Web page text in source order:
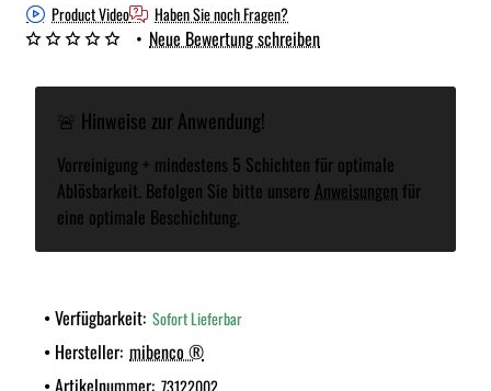
Product Video Haben Sie noch Fragen?
🚨 Hinweise zur Anwendung!
Vorreinigung + mindestens 5 Schichten für optimale
Ablösbarkeit. Befolgen Sie bitte unsere Anweisungen für
eine optimale Beschichtung.
Verfügbarkeit: Sofort Lieferbar
Hersteller: mibenco ®
73122002
• Neue Bewertung schreiben